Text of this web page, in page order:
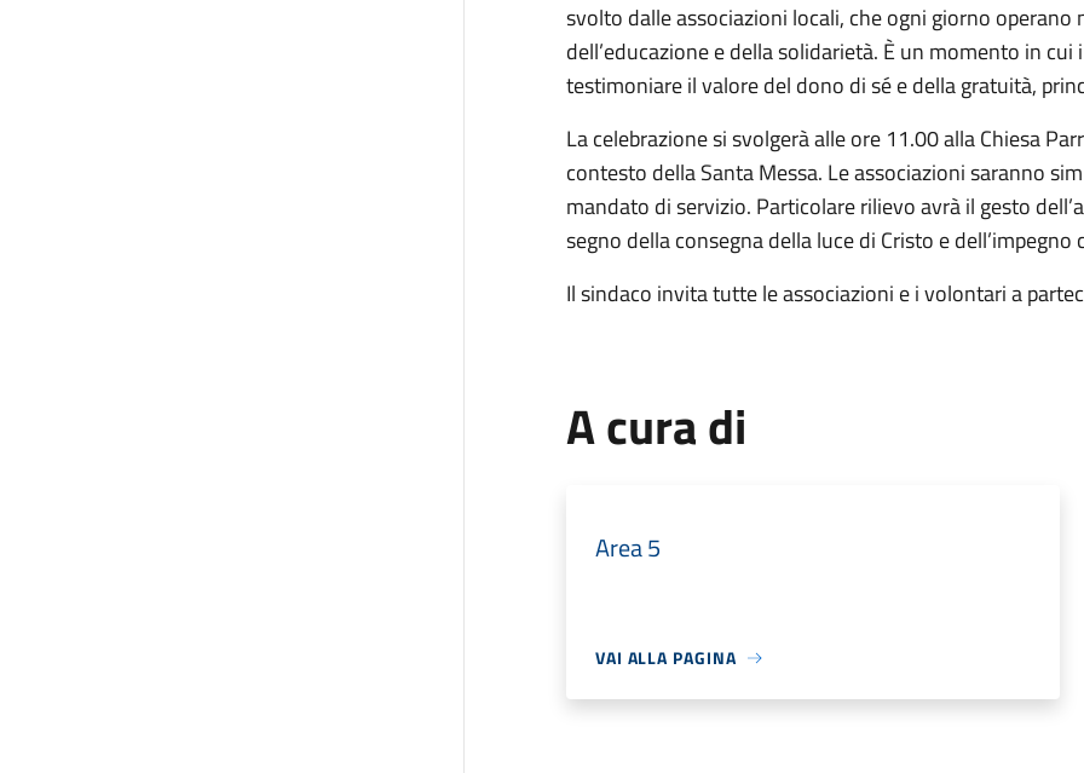
svolto dalle associazioni locali, che ogni giorno operano
dell’educazione e della solidarietà. È un momento in
testimoniare il valore del dono di sé e della gratuità,
La celebrazione si svolgerà alle ore 11.00 alla Chiesa
contesto della Santa Messa. Le associazioni saranno
mandato di servizio. Particolare rilievo avrà il gesto
segno della consegna della luce di Cristo e
Il sindaco invita tutte le associazioni e i volontari a
A cura di
Area 5
VAI ALLA PAGINA